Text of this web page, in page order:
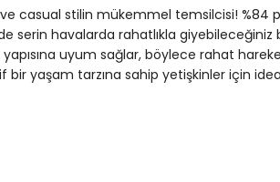
Cep Tipi:Kanguru Cepli
ve casual stilin mükemmel temsilcisi!
serin havalarda rahatlıkla
uyum sağlar, böylece rahat
yaşam tarzına sahip yetişkinler için